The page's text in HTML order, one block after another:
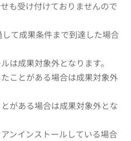
も受け付けておりませんので
て成果条件まで到達した場合
は成果対象外となります。
ことがある場合は成果対象外
がある場合は成果対象外とな
ンインストールしている場合